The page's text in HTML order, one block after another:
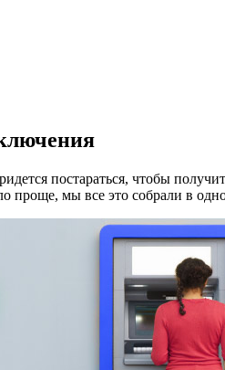
постараться, чтобы
проще, мы все это собрали в